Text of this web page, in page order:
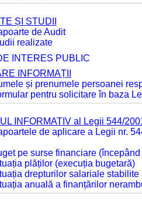
ȘI STUDII
de Audit
realizate
INTERES PUBLIC
INFORMAȚII
și prenumele persoanei
pentru solicitare în baza
INFORMATIV al Legii 544/
de aplicare a Legii nr.
pe surse financiare
plăților (execuția bugetară)
drepturilor salariale
anuală a finanțărilor